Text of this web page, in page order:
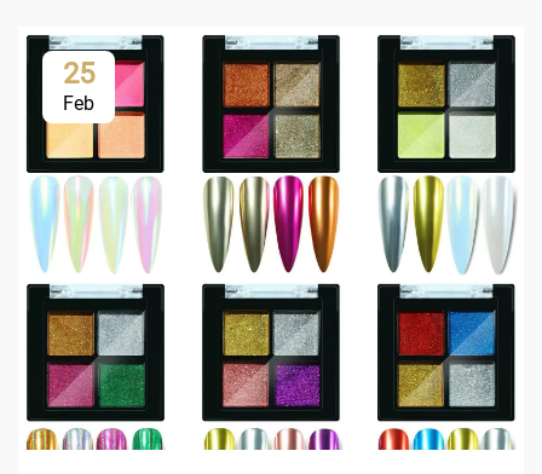
25
Feb